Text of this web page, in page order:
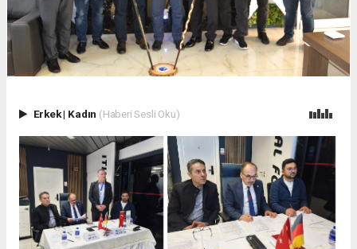
Erkek| Kadın (Haberi Sesli Oku)